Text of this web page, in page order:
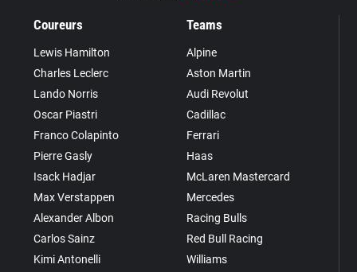
Coureurs
Lewis Hamilton
Charles Leclerc
Lando Norris
Oscar Piastri
Franco Colapinto
Pierre Gasly
Isack Hadjar
Max Verstappen
Alexander Albon
Carlos Sainz
Kimi Antonelli
Teams
Alpine
Aston Martin
Audi Revolut
Cadillac
Ferrari
Haas
McLaren Mastercard
Mercedes
Racing Bulls
Red Bull Racing
Williams